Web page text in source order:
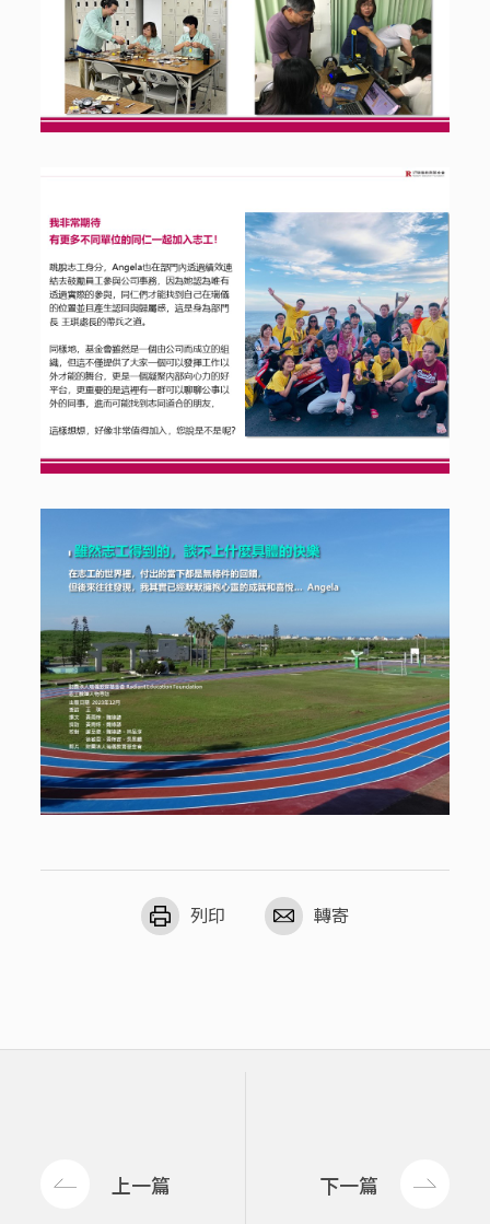
列印 轉寄
上一篇 下一篇